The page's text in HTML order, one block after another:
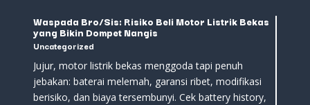
Waspada Bro/Sis: Risiko Beli Motor Listrik Bekas
yang Bikin Dompet Nangis
Uncategorized
Jujur, motor listrik bekas menggoda tapi penuh
jebakan: baterai melemah, garansi ribet, modifikasi
berisiko, dan biaya tersembunyi. Cek battery history,